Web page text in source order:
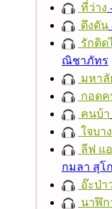
ที่ว่าง
ดึงดัน
รักติด
ณิชาภัทร
มหาลั
กอดค
คนบ้า
ใจบาง
ลีฟ แอ
กมลา สุโ
อ๊ะป่า
นาฬิก